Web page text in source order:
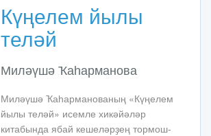
Күңелем йылы
теләй
Миләүшә Ҡаһарманова
Миләүшә Ҡаһарманованың «Күңелем
йылы теләй» исемле хикәйәләр
китабында ябай кешеләрҙең тормош-